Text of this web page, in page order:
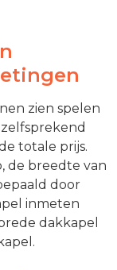
zien spelen
totale prijs.
de breedte van
door
inmeten
dakkapel